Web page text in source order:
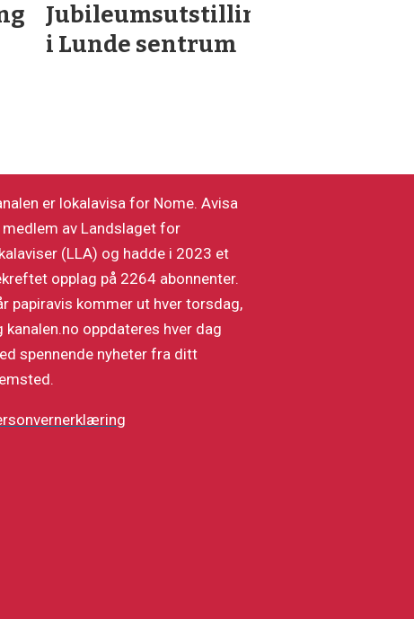
Jubileumsutstilling
i Lunde sentrum
er lokalavisa for Nome. Avisa
medlem av Landslaget for
(LLA) og hadde i 2023 et
opplag på 2264 abonnenter.
papiravis kommer ut hver torsdag,
kanalen.no oppdateres hver dag
spennende nyheter fra ditt